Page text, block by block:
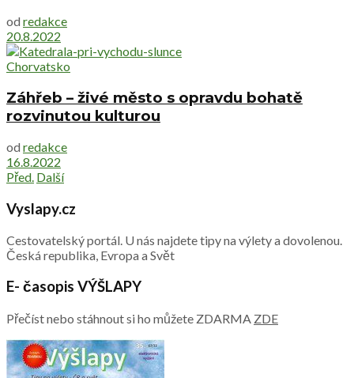
od redakce
20.8.2022
Chorvatsko
Záhřeb – živé město s opravdu bohatě
rozvinutou kulturou
od redakce
16.8.2022
Před. Další
Vyslapy.cz
Cestovatelský portál. U nás najdete tipy na výlety a dovolenou.
Česká republika, Evropa a Svět
E- časopis VÝŠLAPY
Přečíst nebo stáhnout si ho můžete ZDARMA ZDE